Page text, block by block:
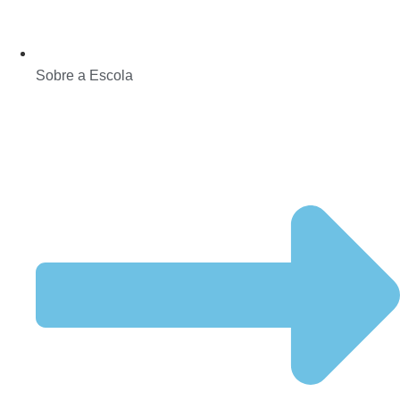
Sobre a Escola